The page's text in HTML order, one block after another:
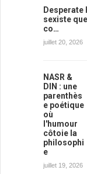
Desperate
sexiste
co…
juillet 20, 2026
NASR &
DIN : une
parenthès
e poétique
où
l'humour
côtoie la
philosophi
e
juillet 19, 2026